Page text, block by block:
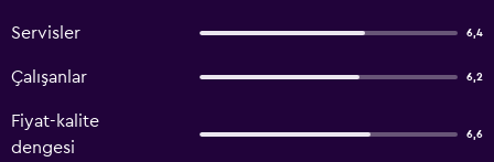
Servisler 6,4
Çalışanlar 6,2
Fiyat-kalite
dengesi
6,6